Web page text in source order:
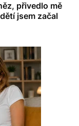
přivedlo mě
jsem začal